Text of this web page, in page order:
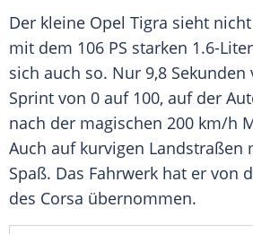
Der kleine Opel Tigra sieht
mit dem 106 PS starken 1.6-
sich auch so. Nur 9,8
Sprint von 0 auf 100, auf der
nach der magischen 200 km/h
Auch auf kurvigen Landstraßen
Spaß. Das Fahrwerk hat er von
des Corsa übernommen.